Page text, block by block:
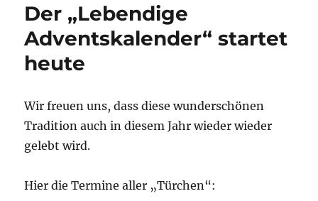
Der „Lebendige
Adventskalender“ startet
heute
Wir freuen uns, dass diese wunderschönen
Tradition auch in diesem Jahr wieder wieder
gelebt wird.
Hier die Termine aller „Türchen“: